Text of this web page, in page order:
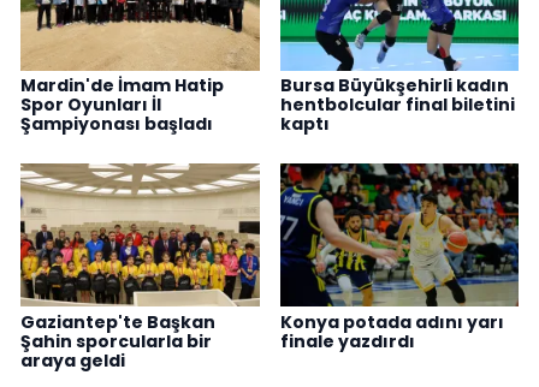
Mardin'de İmam Hatip
Spor Oyunları İl
Şampiyonası başladı
Bursa Büyükşehirli kadın
hentbolcular final biletini
kaptı
Gaziantep'te Başkan
Şahin sporcularla bir
araya geldi
Konya potada adını yarı
finale yazdırdı